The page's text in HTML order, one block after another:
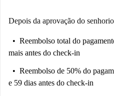
Depois da aprovação do
Reembolso total do
mais antes do check-in
Reembolso de 50% do
e 59 dias antes do check-in